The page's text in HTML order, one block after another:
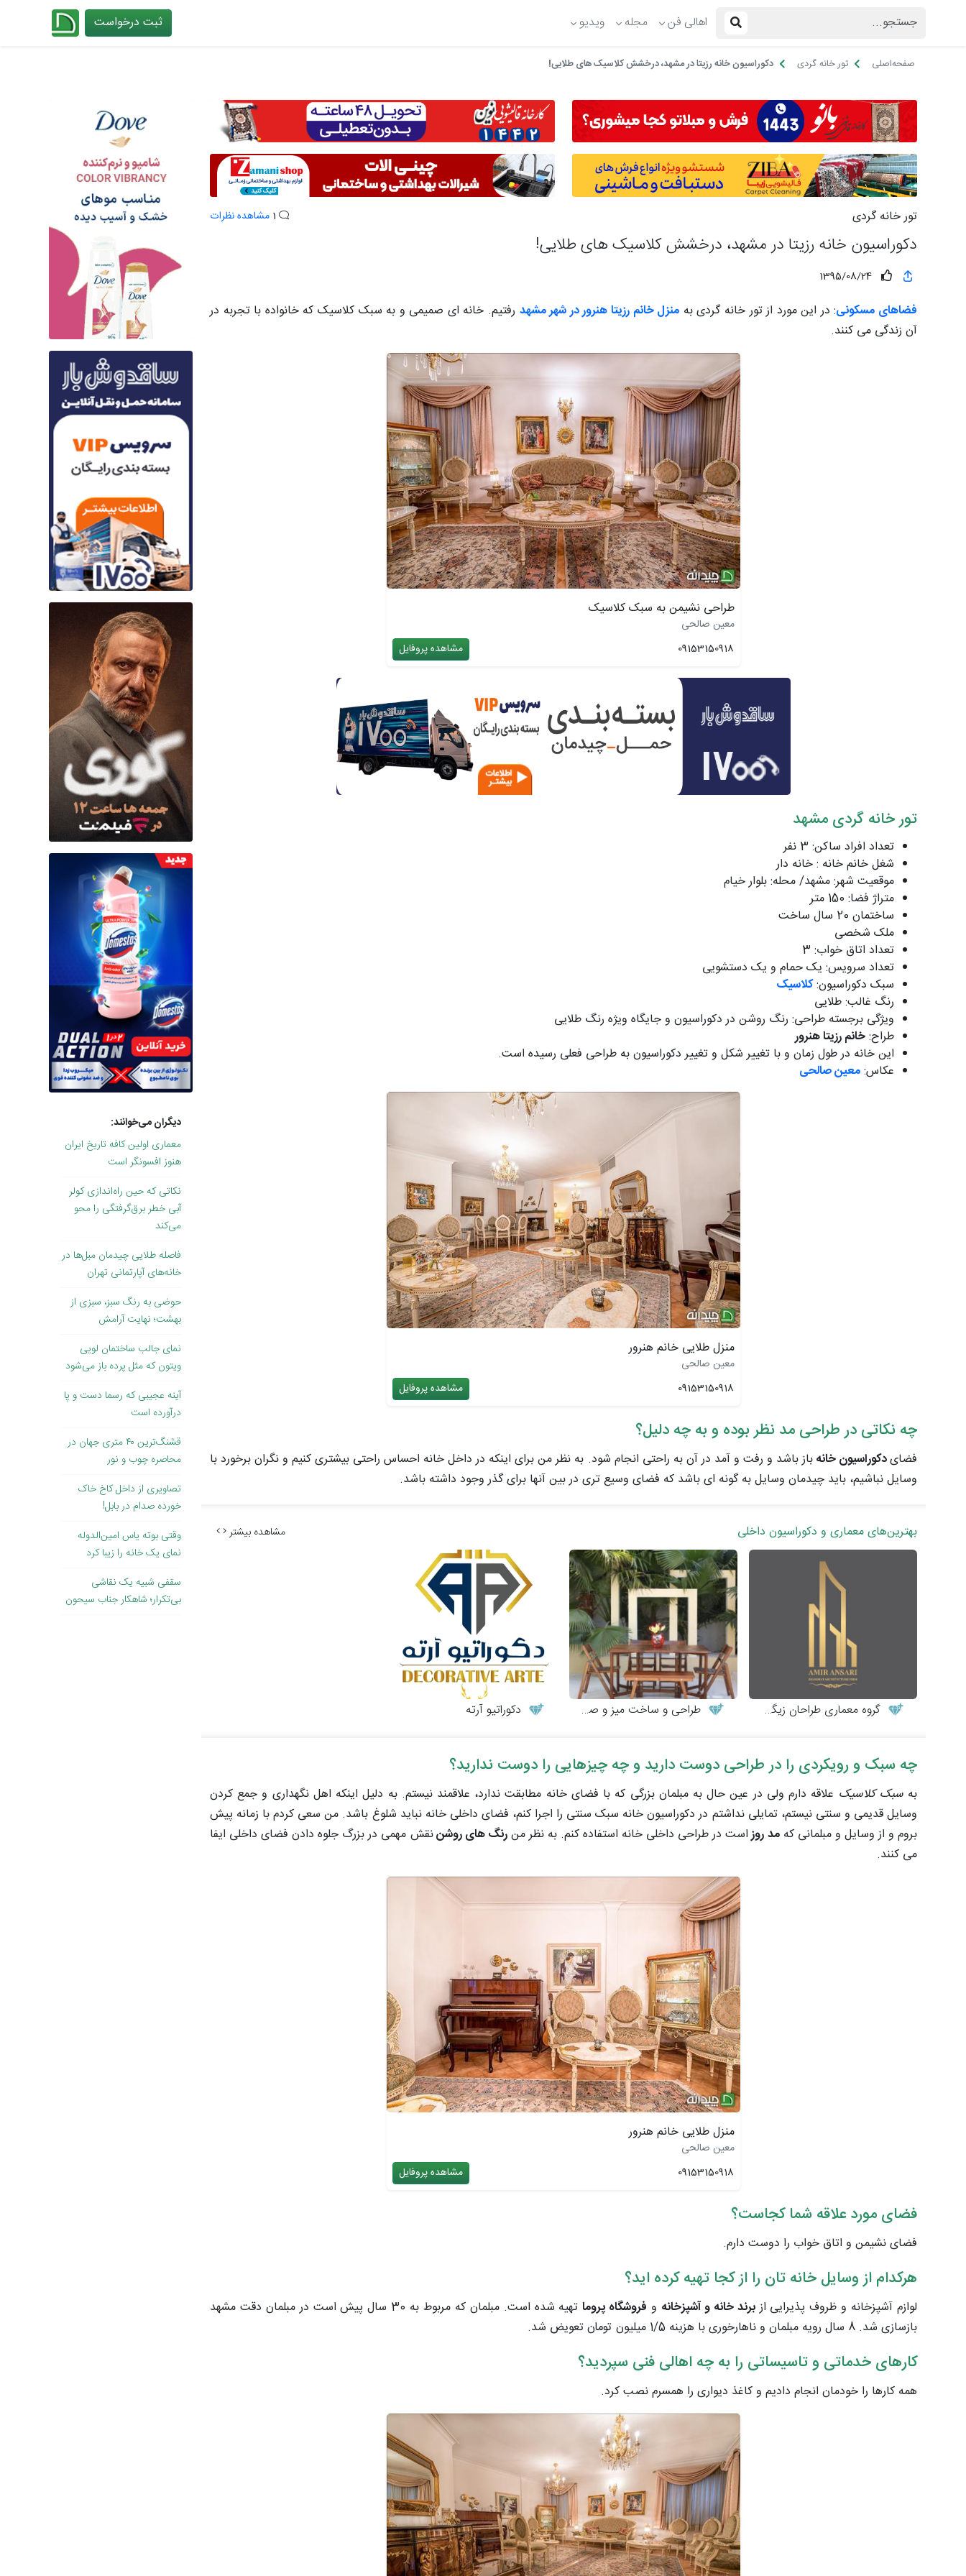
اهالی فن مجله ویدیو ثبت درخواست
صفحه‌اصلی تور خانه گردی دکوراسیون خانه رزیتا در مشهد، درخشش کلاسیک های طلایی!
تور خانه گردی مشاهده نظرات
دکوراسیون خانه رزیتا در مشهد، درخشش کلاسیک های طلایی!
1395/08/24
فضاهای مسکونی: در این مورد از تور خانه گردی به منزل خانم رزیتا هنرور در شهر مشهد رفتیم. خانه ای صمیمی و به سبک کلاسیک که خانواده با تجربه در
آن زندگی می کنند.
طراحی نشیمن به سبک کلاسیک
معین صالحی
09153150918
مشاهده پروفایل
تور خانه گردی مشهد
تعداد افراد ساکن: 3 نفر
شغل خانم خانه : خانه دار
موقعیت شهر: مشهد/ محله: بلوار خیام
متراژ فضا: 150 متر
ساختمان 20 سال ساخت
ملک شخصی
تعداد اتاق خواب: 3
تعداد سرویس: یک حمام و یک دستشویی
سبک دکوراسیون:کلاسیک
رنگ غالب: طلایی
ویژگی برجسته طراحی: رنگ روشن در دکوراسیون و جایگاه ویژه رنگ طلایی
طراح:خانم رزیتا هنرور
این خانه در طول زمان و با تغییر شکل و تغییر دکوراسیون به طراحی فعلی رسیده است.
عکاس:معین صالحی
منزل طلایی خانم هنرور
معین صالحی
09153150918
مشاهده پروفایل
چه نکاتی در طراحی مد نظر بوده و به چه دلیل؟
فضایدکوراسیون خانهباز باشد و رفت و آمد در آن به راحتی انجام شود. به نظر من برای اینکه در داخل خانه احساس راحتی بیشتری کنیم و نگران برخورد با
وسایل نباشیم، باید چیدمان وسایل به گونه ای باشد که فضای وسیع تری در بین آنها برای گذر وجود داشته باشد.
بهترین‌های معماری و دکوراسیون داخلی مشاهده بیشتر
گروه معماری طراحان زیگورات طراحی و ساخت میز و صندلی چوبی دکوراتیو آرته
چه سبک و رویکردی را در طراحی دوست دارید و چه چیزهایی را دوست ندارید؟
بهسبک کلاسیک علاقه دارم ولی در عین حال به مبلمان بزرگی که با فضای خانه مطابقت ندارد، علاقمند نیستم. به دلیل اینکه اهل نگهداری و جمع کردن
وسایل قدیمی و سنتی نیستم، تمایلی نداشتم در دکوراسیون خانه سبک سنتی را اجرا کنم، فضای داخلی خانه نباید شلوغ باشد. من سعی کردم با زمانه پیش
بروم و از وسایل و مبلمانی کهمد روزاست در طراحی داخلی خانه استفاده کنم. به نظر منرنگ های روشننقش مهمی در بزرگ جلوه دادن فضای داخلی ایفا
می کنند.
منزل طلایی خانم هنرور
معین صالحی
09153150918
مشاهده پروفایل
فضای مورد علاقه شما کجاست؟
فضای نشیمن و اتاق خواب را دوست دارم.
هرکدام از وسایل خانه تان را از کجا تهیه کرده اید؟
لوازم آشپزخانه و ظروف پذیرایی ازبرند خانه و آشپزخانه و فروشگاه پروما
تهیه شده است. مبلمان که مربوط به 30 سال پیش است در مبلمان دقت مشهد
بازسازی شد. 8 سال رویه مبلمان و ناهارخوری با هزینه 1/5 میلیون تومان تعویض شد.
کارهای خدماتی و تاسیساتی را به چه اهالی فنی سپردید؟
همه کارها را خودمان انجام دادیم و کاغذ دیواری را همسرم نصب کرد.
دیگران می‌خوانند:
معماری اولین کافه تاریخ ایران
هنوز افسونگر است
نکاتی که حین راه‌اندازی کولر
آبی خطر برق‌گرفتگی را محو
می‌کند
فاصله طلایی چیدمان مبل‌ها در
خانه‌های آپارتمانی تهران
حوضی به رنگ سبز، سبزی از
بهشت؛ نهایت آرامش
نمای جالب ساختمان لویی
ویتون که مثل پرده باز می‌شود
آینه عجیبی که رسما دست و پا
درآورده است
قشنگ‌ترین ۴۰ متری جهان در
محاصره چوب و نور
تصاویری از داخل کاخ خاک
‌خورده صدام در بابل!
وقتی بوته یاس امین‌الدوله
نمای یک خانه را زیبا کرد
سقفی شبیه یک نقاشی
بی‌تکرار؛ شاهکار جناب سیحون